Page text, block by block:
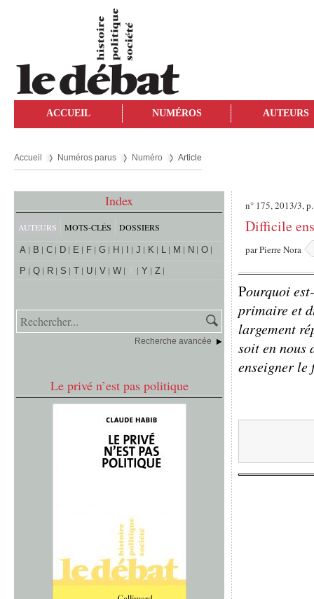
ACCUEIL NUMÉROS AUTEURS
Accueil Numéros parus Numéro Article
Index
AUTEURS MOTS-CLÉS DOSSIERS
A B C D E F G H J K L M N
O
P
Q R S T U V W Y Z
Recherche avancée
Le privé n’est pas politique
n° 175, 2013/3,
Difficile
parPierre Nora
Pourquoi
primaire et
largement
soit en nous
enseigner le